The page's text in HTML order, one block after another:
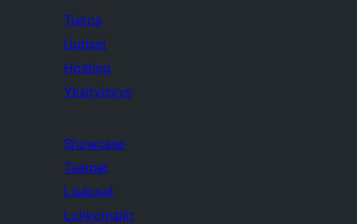
Tietoa
Uutiset
Hosting
Yksityisyys
Showcase
Teemat
Lisäosat
Lohkomallit